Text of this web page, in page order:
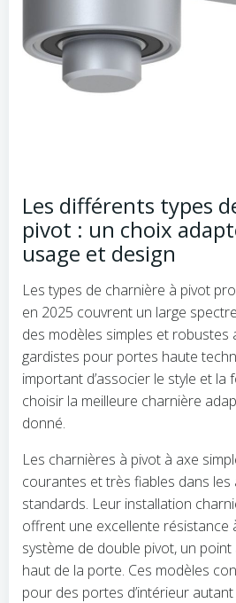
Les différents types
pivot : un choix
usage et design
Les types de charnière à pivot
en 2025 couvrent un large
des modèles simples et robustes
gardistes pour portes haute
important d’associer le style et
choisir la meilleure charnière
donné.
Les charnières à pivot à axe
courantes et très fiables dans les
standards. Leur installation
offrent une excellente résistance
système de double pivot, un
haut de la porte. Ces modèles
pour des portes d’intérieur